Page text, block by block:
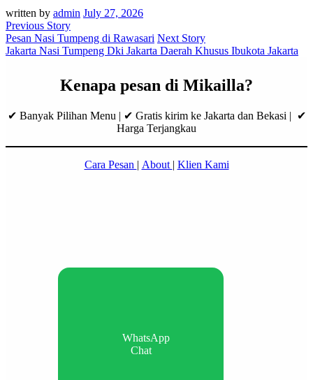
written by admin July 27, 2026
Previous Story
Pesan Nasi Tumpeng di Rawasari Next Story
Jakarta Nasi Tumpeng Dki Jakarta Daerah Khusus Ibukota Jakarta
Kenapa pesan di Mikailla?
✔ Banyak Pilihan Menu | ✔ Gratis kirim ke Jakarta dan Bekasi | ✔
Harga Terjangkau
Cara Pesan | About | Klien Kami
WhatsApp
Chat